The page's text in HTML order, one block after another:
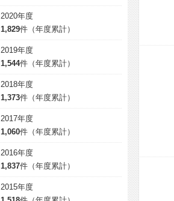
2020年度
1,829件（年度累計）
2019年度
1,544件（年度累計）
2018年度
1,373件（年度累計）
2017年度
1,060件（年度累計）
2016年度
1,837件（年度累計）
2015年度